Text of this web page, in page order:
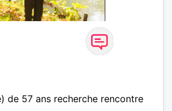
de 57 ans recherche rencontre